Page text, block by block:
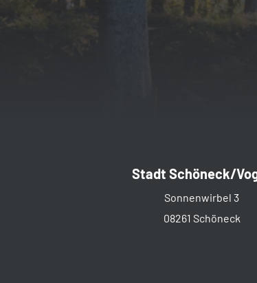
Stadt Schöneck/
Sonnenwirbel 3
08261 Schöneck